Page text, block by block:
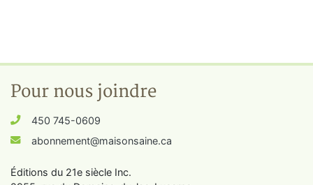
Pour nous joindre
450 745-0609
abonnement@maisonsaine.ca
Éditions du 21e siècle Inc.